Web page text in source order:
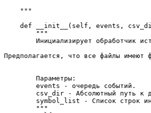
    """
def __init__(self, events,
        """
Инициализирует обработчик
Предполагается, что все файлы
        Параметры:
        events - очередь событий.
csv_dir - Абсолютный путь к
symbol_list - Список строк
        """